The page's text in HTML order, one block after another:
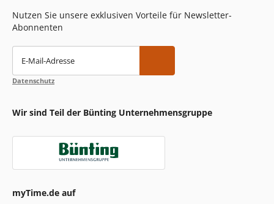
Nutzen Sie unsere exklusiven Vorteile für Newsletter-
Abonnenten
E-Mail-Adresse
Datenschutz
Wir sind Teil der Bünting Unternehmensgruppe
myTime.de auf